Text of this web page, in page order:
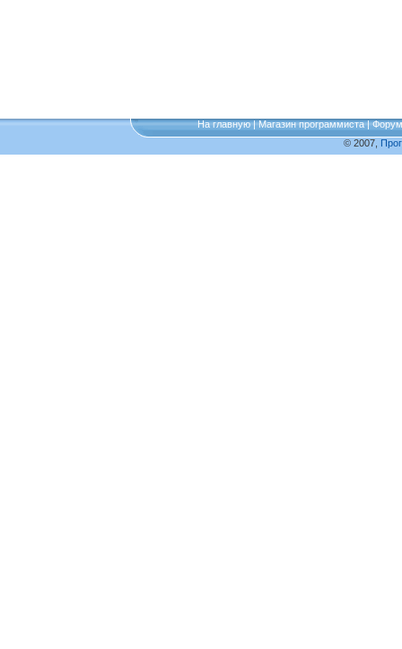
На главную|Магазин программиста|Форум
© 2007,